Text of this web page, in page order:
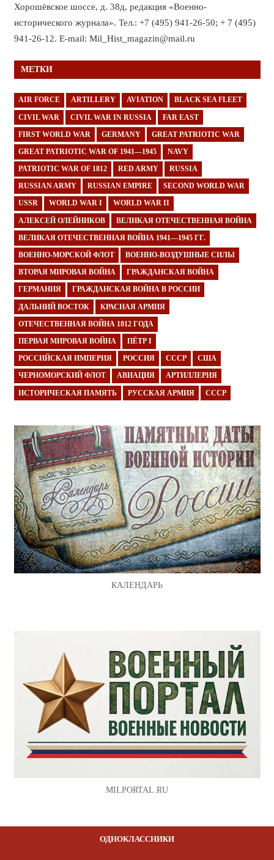
Хорошёвское шоссе, д. 38д, редакция «Военно-
исторического журнала». Тел.: +7 (495) 941-26-50; + 7 (495)
941-26-12. E-mail: Mil_Hist_magazin@mail.ru
МЕТКИ
AIR FORCE ARTILLERY AVIATION BLACK SEA FLEET
CIVIL WAR CIVIL WAR IN RUSSIA FAR EAST
FIRST WORLD WAR GERMANY GREAT PATRIOTIC WAR
GREAT PATRIOTIC WAR OF 1941—1945 NAVY
PATRIOTIC WAR OF 1812 RED ARMY RUSSIA
RUSSIAN ARMY RUSSIAN EMPIRE SECOND WORLD WAR
USSR WORLD WAR I WORLD WAR II
АЛЕКСЕЙ ОЛЕЙНИКОВ ВЕЛИКАЯ ОТЕЧЕСТВЕННАЯ ВОЙНА
ВЕЛИКАЯ ОТЕЧЕСТВЕННАЯ ВОЙНА 1941—1945 ГГ.
ВОЕННО-МОРСКОЙ ФЛОТ ВОЕННО-ВОЗДУШНЫЕ СИЛЫ
ВТОРАЯ МИРОВАЯ ВОЙНА ГРАЖДАНСКАЯ ВОЙНА
ГЕРМАНИЯ ГРАЖДАНСКАЯ ВОЙНА В РОССИИ
ДАЛЬНИЙ ВОСТОК КРАСНАЯ АРМИЯ
ОТЕЧЕСТВЕННАЯ ВОЙНА 1812 ГОДА
ПЕРВАЯ МИРОВАЯ ВОЙНА ПЁТР I
РОССИЙСКАЯ ИМПЕРИЯ РОССИЯ СССР США
ЧЕРНОМОРСКИЙ ФЛОТ АВИАЦИЯ АРТИЛЛЕРИЯ
ИСТОРИЧЕСКАЯ ПАМЯТЬ РУССКАЯ АРМИЯ СССР
КАЛЕНДАРЬ
MILPORTAL.RU
ОДНОКЛАССНИКИ